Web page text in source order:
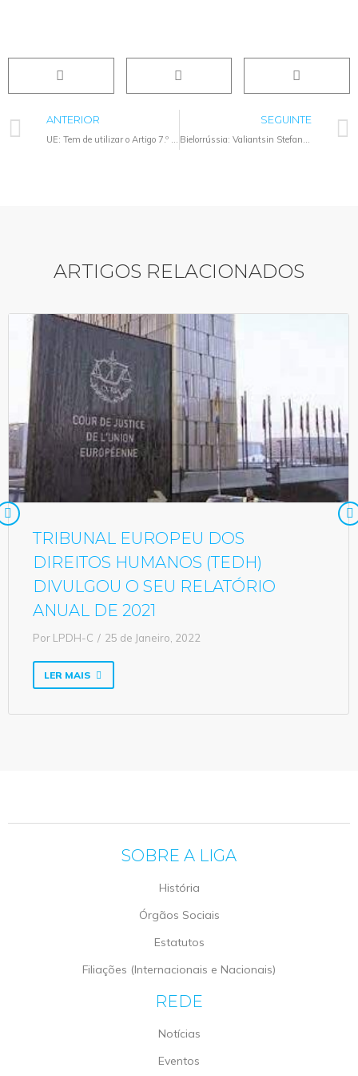
ANTERIOR
UE: Tem de utilizar o Artigo 7.º agora para proteger valores europeus
SEGUINTE
Bielorrússia: Valiantsin Stefanovic (Viasna) detido
ARTIGOS RELACIONADOS
TRIBUNAL EUROPEU DOS
DIREITOS HUMANOS (TEDH)
DIVULGOU O SEU RELATÓRIO
ANUAL DE 2021
Por LPDH-C 25 de Janeiro, 2022
LER MAIS
SOBRE A LIGA
História
Órgãos Sociais
Estatutos
Filiações (Internacionais e Nacionais)
REDE
Notícias
Eventos